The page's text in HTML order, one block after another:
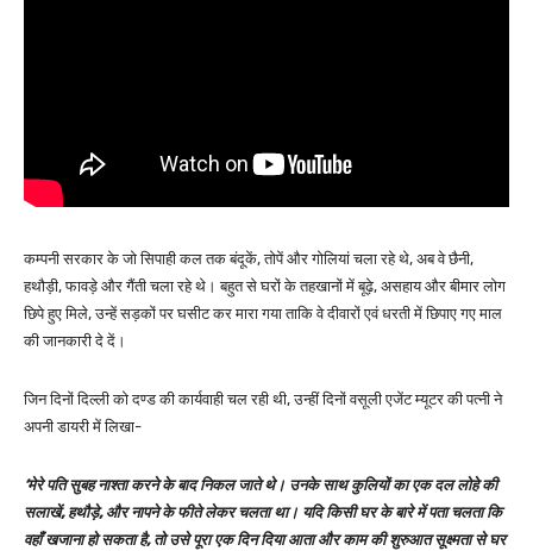
कम्पनी सरकार के जो सिपाही कल तक बंदूकें, तोपें और गोलियां चला रहे थे, अब वे छैनी,
हथौड़ी, फावड़े और गैंती चला रहे थे। बहुत से घरों के तहखानों में बूढ़े, असहाय और बीमार लोग
छिपे हुए मिले, उन्हें सड़कों पर घसीट कर मारा गया ताकि वे दीवारों एवं धरती में छिपाए गए माल
की जानकारी दे दें।
जिन दिनों दिल्ली को दण्ड की कार्यवाही चल रही थी, उन्हीं दिनों वसूली एजेंट म्यूटर की पत्नी ने
अपनी डायरी में लिखा-
‘मेरे पति सुबह नाश्ता करने के बाद निकल जाते थे। उनके साथ कुलियों का एक दल लोहे की
सलाखें, हथौड़े, और नापने के फीते लेकर चलता था। यदि किसी घर के बारे में पता चलता कि
वहाँ खजाना हो सकता है, तो उसे पूरा एक दिन दिया आता और काम की शुरुआत सूक्ष्मता से घर